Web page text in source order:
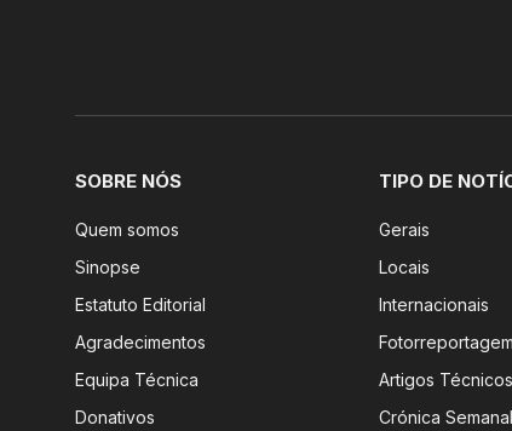
SOBRE NÓS
Quem somos
Sinopse
Estatuto Editorial
Agradecimentos
Equipa Técnica
Donativos
TIPO DE
Gerais
Locais
Internacionais
Fotorreportagem
Artigos Técnicos
Crónica Semanal